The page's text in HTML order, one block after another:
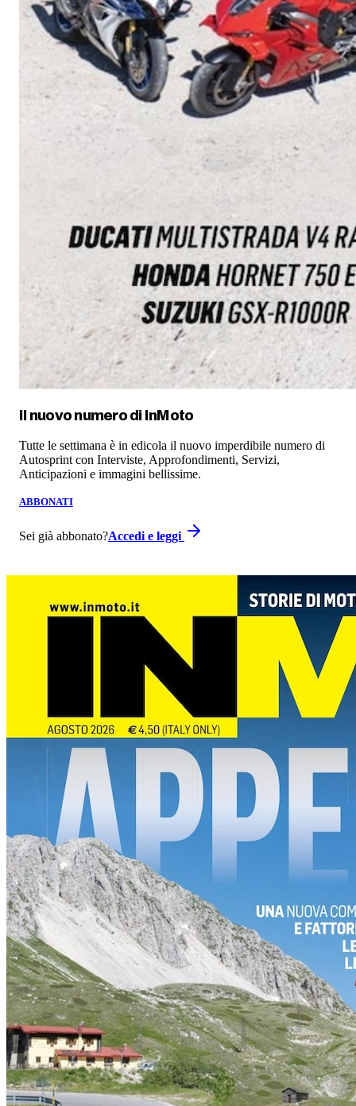
Il nuovo numero di InMoto
Tutte le settimana è in edicola il nuovo imperdibile numero di
Autosprint con Interviste, Approfondimenti, Servizi,
Anticipazioni e immagini bellissime.
ABBONATI
Sei già abbonato?Accedi e leggi